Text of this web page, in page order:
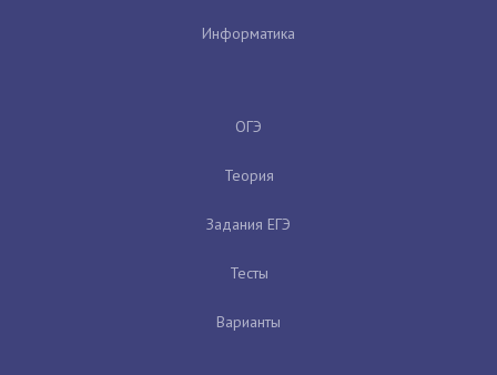
Информатика
ОГЭ
Теория
Задания ЕГЭ
Тесты
Варианты